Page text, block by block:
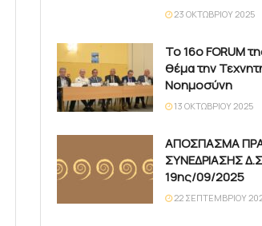
23 ΟΚΤΩΒΡΊΟΥ 2025
Το 16ο FORUM
θέμα την
Νοημοσύνη
13 ΟΚΤΩΒΡΊΟΥ 2025
ΑΠΟΣΠΑΣΜΑ
ΣΥΝΕΔΡΙΑΣΗΣ
19ης/09/2025
22 ΣΕΠΤΕΜΒΡΊΟΥ